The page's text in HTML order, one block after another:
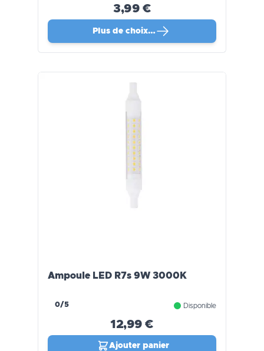
3,99 €
Plus de choix…
Ampoule LED R7s 9W 3000K
0/5 Disponible
12,99 €
Ajouter panier